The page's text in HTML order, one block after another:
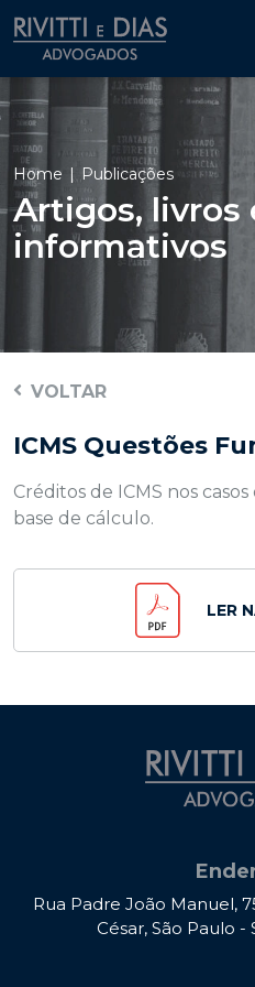
Home Publicações
Artigos, livros
informativos
VOLTAR
ICMS Questões
Créditos de ICMS nos
base de cálculo.
LER
Rua Padre João Manuel,
César, São Paulo -